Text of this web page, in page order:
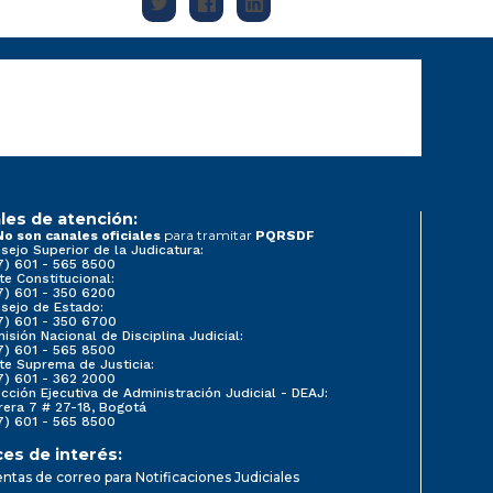
de atención:
son canales oficiales para tramitar PQRSDF
Superior de la Judicatura:
601 - 565 8500
Constitucional:
601 - 350 6200
de Estado:
601 - 350 6700
Nacional de Disciplina Judicial:
601 - 565 8500
Suprema de Justicia:
601 - 362 2000
Ejecutiva de Administración Judicial - DEAJ:
7 # 27-18, Bogotá
601 - 565 8500
de interés:
de correo para Notificaciones Judiciales